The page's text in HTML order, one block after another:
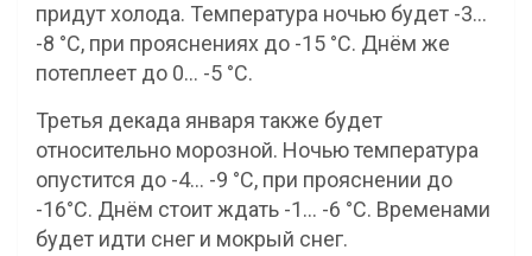
придут холода. Температура ночью будет -3…
-8 °С, при прояснениях до -15 °С. Днём же
потеплеет до 0… -5 °С.
Третья декада января также будет
относительно морозной. Ночью температура
опустится до -4… -9 °С, при прояснении до
-16°С. Днём стоит ждать -1… -6 °С. Временами
будет идти снег и мокрый снег.